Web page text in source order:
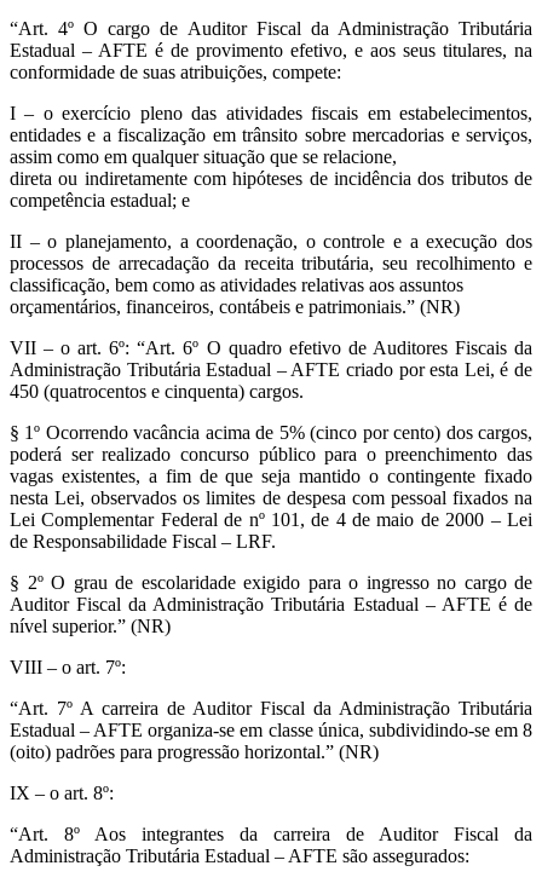
“Art. 4º O cargo de Auditor Fiscal da Administração Tributária
Estadual – AFTE é de provimento efetivo, e aos seus titulares, na
conformidade de suas atribuições, compete:
I – o exercício pleno das atividades fiscais em estabelecimentos,
entidades e a fiscalização em trânsito sobre mercadorias e serviços,
assim como em qualquer situação que se relacione,
direta ou indiretamente com hipóteses de incidência dos tributos de
competência estadual; e
II – o planejamento, a coordenação, o controle e a execução dos
processos de arrecadação da receita tributária, seu recolhimento e
classificação, bem como as atividades relativas aos assuntos
orçamentários, financeiros, contábeis e patrimoniais.” (NR)
VII – o art. 6º: “Art. 6º O quadro efetivo de Auditores Fiscais da
Administração Tributária Estadual – AFTE criado por esta Lei, é de
450 (quatrocentos e cinquenta) cargos.
§ 1º Ocorrendo vacância acima de 5% (cinco por cento) dos cargos,
poderá ser realizado concurso público para o preenchimento das
vagas existentes, a fim de que seja mantido o contingente fixado
nesta Lei, observados os limites de despesa com pessoal fixados na
Lei Complementar Federal de nº 101, de 4 de maio de 2000 – Lei
de Responsabilidade Fiscal – LRF.
§ 2º O grau de escolaridade exigido para o ingresso no cargo de
Auditor Fiscal da Administração Tributária Estadual – AFTE é de
nível superior.” (NR)
VIII – o art. 7º:
“Art. 7º A carreira de Auditor Fiscal da Administração Tributária
Estadual – AFTE organiza-se em classe única, subdividindo-se em 8
(oito) padrões para progressão horizontal.” (NR)
IX – o art. 8º:
“Art. 8º Aos integrantes da carreira de Auditor Fiscal da
Administração Tributária Estadual – AFTE são assegurados: